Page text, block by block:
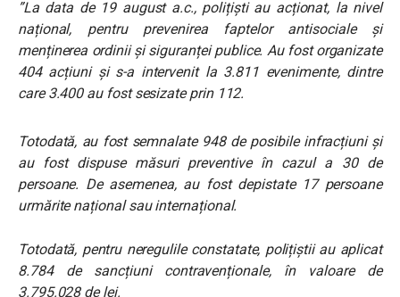
”La data de 19 august a.c., polițiști au acționat, la nivel
național, pentru prevenirea faptelor antisociale și
menținerea ordinii și siguranței publice. Au fost organizate
404 acțiuni și s-a intervenit la 3.811 evenimente, dintre
care 3.400 au fost sesizate prin 112.
Totodată, au fost semnalate 948 de posibile infracțiuni și
au fost dispuse măsuri preventive în cazul a 30 de
persoane. De asemenea, au fost depistate 17 persoane
urmărite național sau internațional.
Totodată, pentru neregulile constatate, polițiștii au aplicat
8.784 de sancțiuni contravenționale, în valoare de
3.795.028 de lei.